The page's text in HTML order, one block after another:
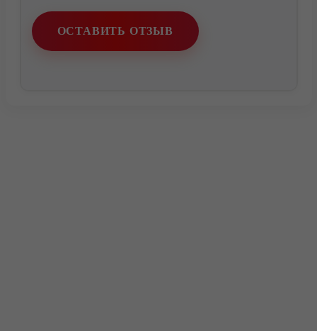
ОСТАВИТЬ ОТЗЫВ